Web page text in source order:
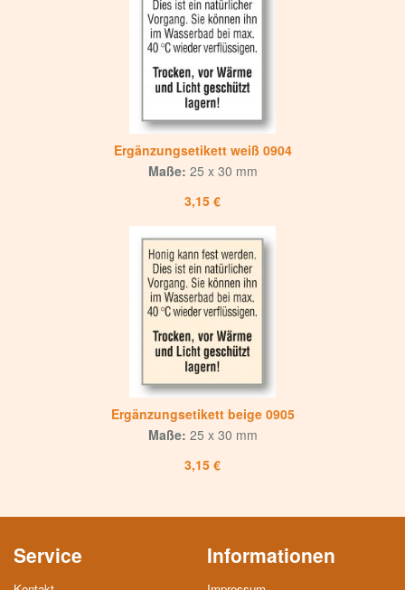
Ergänzungsetikett weiß 0904
3,15 €
Maße: 25 x 30 mm
Ergänzungsetikett beige 0905
3,15 €
Maße: 25 x 30 mm
Service Informationen